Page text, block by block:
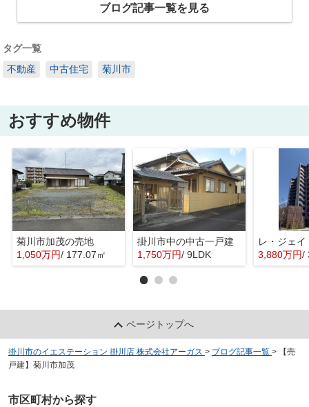
ブログ記事一覧を見る
タグ一覧
不動産
中古住宅 菊川市
おすすめ物件
菊川市加茂の売地
1,050万円/ 177.07㎡
掛川市中の中古一戸建
1,750万円/ 9LDK
レ・ジェ
3,880万円/
ページトップへ
掛川市のイエステーション 掛川店 株式会社アーガス > ブログ記事一覧 >
【売
戸建】菊川市加茂
市区町村から探す